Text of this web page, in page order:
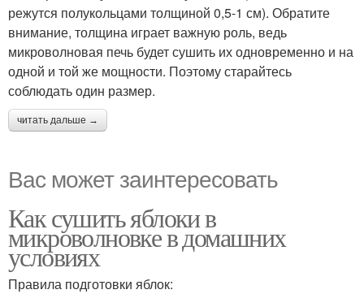
режутся полукольцами толщиной 0,5-1 см). Обратите
внимание, толщина играет важную роль, ведь
микроволновая печь будет сушить их одновременно и на
одной и той же мощности. Поэтому старайтесь
соблюдать один размер.
читать дальше →
Вас может заинтересовать
Как сушить яблоки в
микроволновке в домашних
условиях
Правила подготовки яблок: